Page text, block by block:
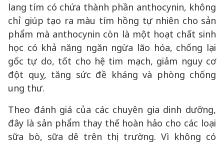
lang tím có chứa thành phần anthocynin, không
chỉ giúp tạo ra màu tím hồng tự nhiên cho sản
phẩm mà anthocynin còn là một hoạt chất sinh
học có khả năng ngăn ngừa lão hóa, chống lại
gốc tự do, tốt cho hệ tim mạch, giảm nguy cơ
đột quỵ, tăng sức đề kháng và phòng chống
ung thư.
Theo đánh giá của các chuyên gia dinh dưỡng,
đây là sản phẩm thay thế hoàn hảo cho các loại
sữa bò, sữa dê trên thị trường. Vì không có